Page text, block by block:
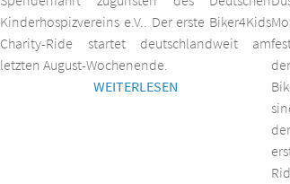
Kinderhospizvereins e.V.. Der erste Biker4Kids
Charity-Ride startet deutschlandweit am
letzten August-Wochenende.
WEITERLESEN